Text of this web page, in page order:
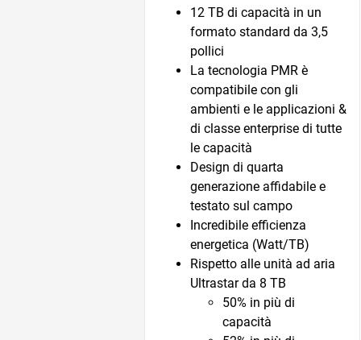
12 TB di capacità in un
formato standard da 3,5
pollici
La tecnologia PMR è
compatibile con gli
ambienti e le applicazioni &
di classe enterprise di tutte
le capacità
Design di quarta
generazione affidabile e
testato sul campo
Incredibile efficienza
energetica (Watt/TB)
Rispetto alle unità ad aria
Ultrastar da 8 TB
50% in più di
capacità